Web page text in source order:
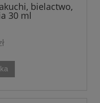
bielactwo,
30 ml